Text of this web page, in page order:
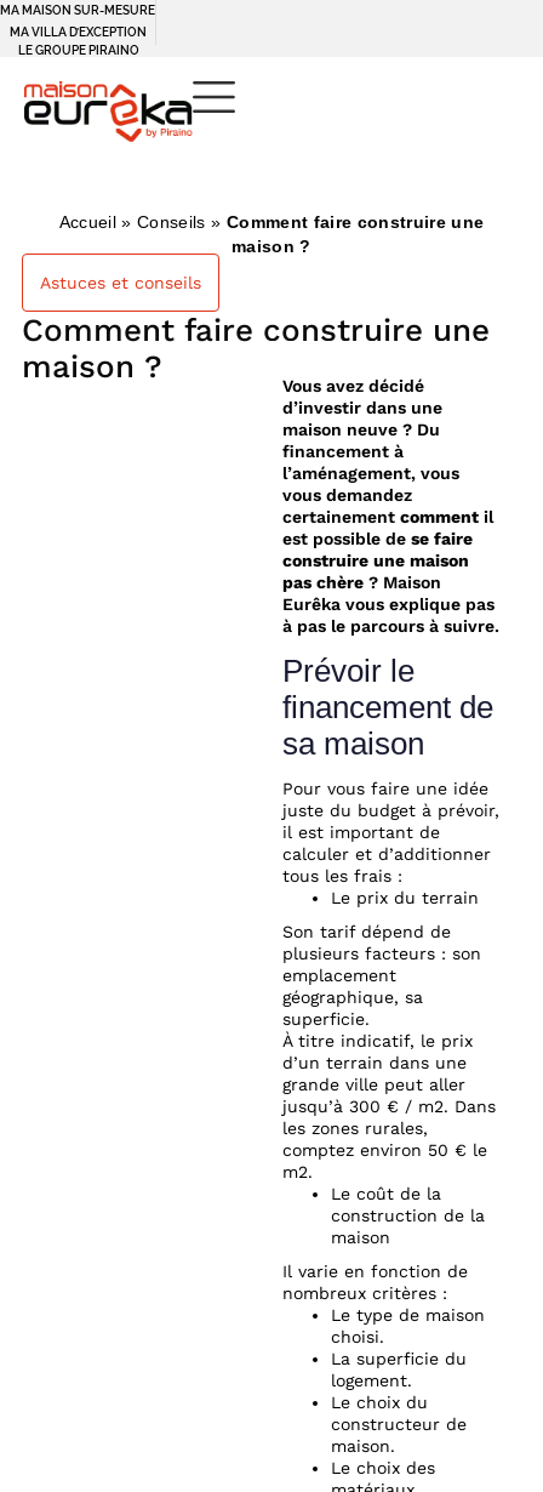
MA MAISON SUR-MESURE
MA VILLA D’EXCEPTION
LE GROUPE PIRAINO
Accueil »Conseils » Comment faire construire une
maison ?
Astuces et conseils
Comment faire construire une
maison ?
Vous avez décidé
d’investir dans une
maison neuve ? Du
financement à
l’aménagement, vous
vous demandez
certainement commentil
est possible de se faire
construire une maison
pas chère? Maison
Eurêka vous explique pas
à pas le parcours à suivre.
Prévoir le
financement de
sa maison
Pour vous faire une idée
juste du budget à prévoir,
il est important de
calculer et d’additionner
tous les frais :
Le prix du terrain
Son tarif dépend de
plusieurs facteurs : son
emplacement
géographique, sa
superficie.
À titre indicatif, le prix
d’un terrain dans une
grande ville peut aller
jusqu’à 300 € / m2. Dans
les zones rurales,
comptez environ 50 € le
m2.
Le coût de la
construction de la
maison
Il varie en fonction de
nombreux critères :
Le type de maison
choisi.
La superficie du
logement.
Le choix du
constructeur de
maison.
Le choix des